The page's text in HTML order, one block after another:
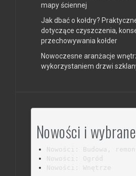
mapy ściennej
Jak dbać o kołdry?
dotyczące czyszczenia,
przechowywania kołder
Nowoczesne aranżacje
wykorzystaniem drzwi
Nowości i
Nowości: Budowa,
Nowości: Ogród
Nowości: Wnętrze